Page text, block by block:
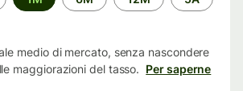
medio di mercato, senza nascondere
maggiorazioni del tasso. Per saperne